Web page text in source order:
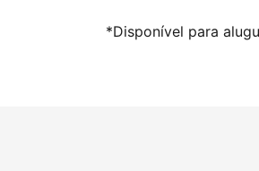
*Disponível para